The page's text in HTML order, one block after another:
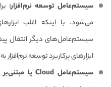
سیستم‌عامل توسعه نرم‌افزار:
می‌شود. با اینکه اغلب
ابزارهای پرکاربرد توسعه
سیستم‌عامل Cloud یا مبتنی‌بر فضای ابری: